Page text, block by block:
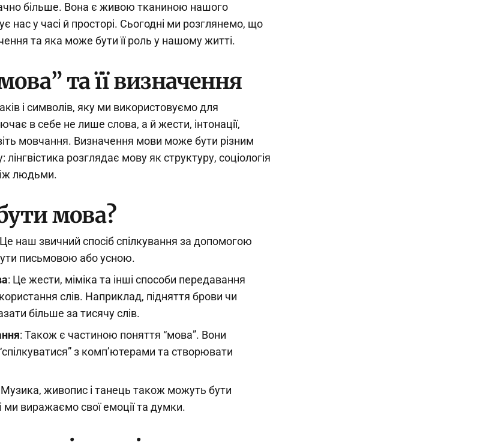
більше. Вона є живою тканиною нашого
нас у часі й просторі. Сьогодні ми розглянемо, що
та яка може бути її роль у нашому житті.
та її визначення
і символів, яку ми використовуємо для
в себе не лише слова, а й жести, інтонації,
мовчання. Визначення мови може бути різним
розглядає мову як структуру, соціологія
людьми.
мова?
наш звичний спосіб спілкування за допомогою
письмовою або усною.
: Це жести, міміка та інші способи передавання
слів. Наприклад, підняття брови чи
більше за тисячу слів.
: Також є частиною поняття “мова”. Вони
з комп’ютерами та створювати
Музика, живопис і танець також можуть бути
ми виражаємо свої емоції та думки.